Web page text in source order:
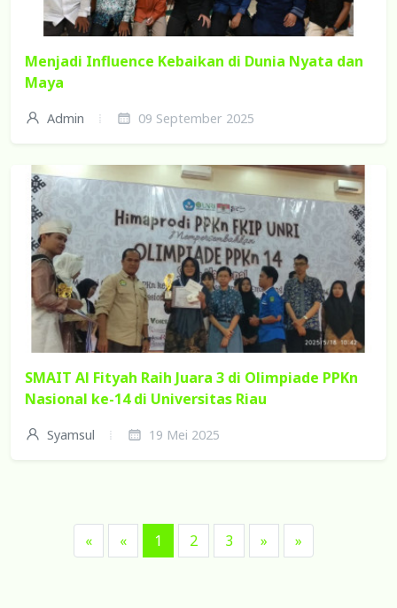
Menjadi Influence Kebaikan di Dunia Nyata dan
Maya
Admin 09 September 2025
SMAIT Al Fityah Raih Juara 3 di Olimpiade PPKn
Nasional ke-14 di Universitas Riau
Syamsul 19 Mei 2025
« « 1 2 3 » »